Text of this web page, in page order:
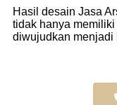
Hasil desain Jasa
tidak hanya
diwujudkan menjadi